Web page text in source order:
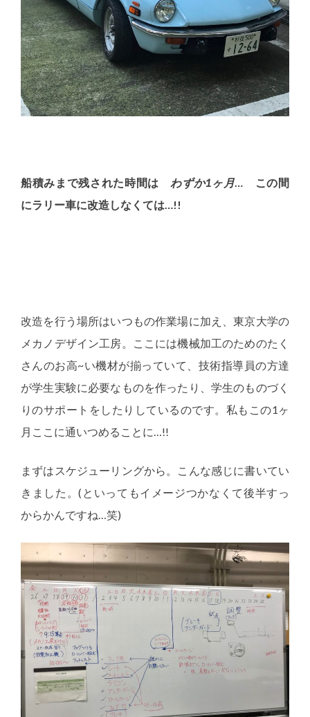
船積みまで残された時間は わずか1ヶ月 … この間
にラリー車に改造しなくては…!!
改造を行う場所はいつもの作業場に加え、東京大学の
メカノデザイン工房。ここには機械加工のためのたく
さんのお高~い機材が揃っていて、技術指導員の方達
が学生実験に必要なものを作ったり、学生のものづく
りのサポートをしたりしているのです。私もこの1ヶ
月ここに通いつめることに…!!
まずはスケジューリングから。こんな感じに書いてい
きました。(といってもイメージつかなくて後半すっ
からかんですね…笑)